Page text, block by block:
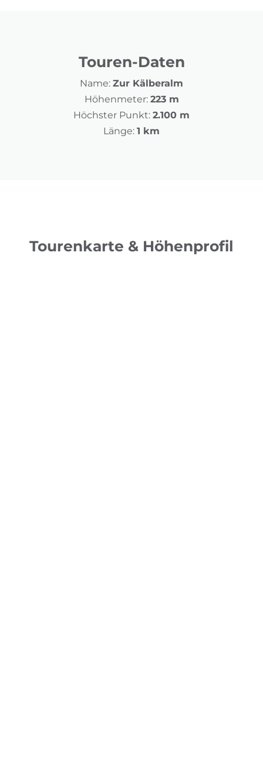
Touren-Daten
Name: Zur Kälberalm
Höhenmeter: 223 m
Höchster Punkt: 2.100 m
Länge: 1 km
Tourenkarte & Höhenprofil